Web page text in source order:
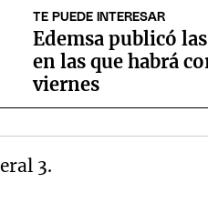
TE PUEDE INTERESAR
Edemsa publicó
en las que habrá
viernes
3.